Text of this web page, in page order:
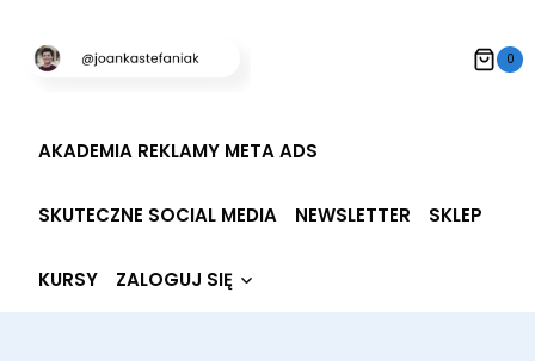
treści
0
AKADEMIA REKLAMY META ADS
SKUTECZNE SOCIAL MEDIA NEWSLETTER SKLEP
KURSY ZALOGUJ SIĘ